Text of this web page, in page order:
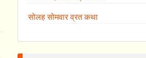
सोलह सोमवार व्रत कथा